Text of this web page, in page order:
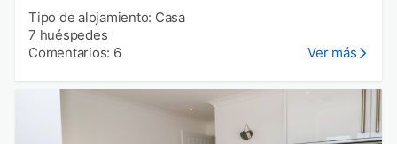
Tipo de alojamiento: Casa
7 huéspedes
Comentarios: 6
Ver más